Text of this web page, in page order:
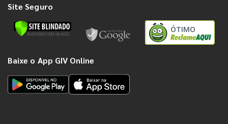
Site Seguro
ÓTIMO
Baixe o App GIV Online